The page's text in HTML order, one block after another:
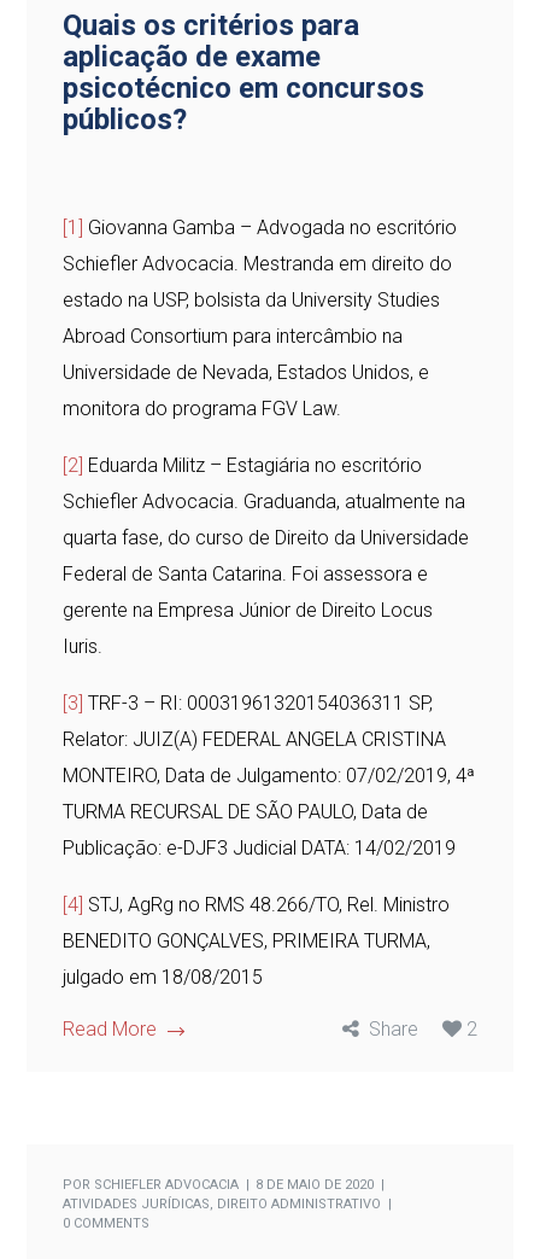
Quais os critérios para
aplicação de exame
psicotécnico em concursos
públicos?
[1]
Giovanna Gamba – Advogada no escritório
Schiefler Advocacia. Mestranda em direito do
estado na USP, bolsista da University Studies
Abroad Consortium para intercâmbio na
Universidade de Nevada, Estados Unidos, e
monitora do programa FGV Law.
[2] Eduarda Militz – Estagiária no escritório
Schiefler Advocacia. Graduanda, atualmente na
quarta fase, do curso de Direito da Universidade
Federal de Santa Catarina. Foi assessora e
gerente na Empresa Júnior de Direito Locus
Iuris.
[3] TRF-3 – RI: 00031961320154036311 SP,
Relator: JUIZ(A) FEDERAL ANGELA CRISTINA
MONTEIRO, Data de Julgamento: 07/02/2019, 4ª
TURMA RECURSAL DE SÃO PAULO, Data de
Publicação: e-DJF3 Judicial DATA: 14/02/2019
[4] STJ, AgRg no RMS 48.266/TO, Rel. Ministro
BENEDITO GONÇALVES, PRIMEIRA TURMA,
julgado em 18/08/2015
Read More Share 2
POR SCHIEFLER ADVOCACIA
8 DE MAIO DE 2020
ATIVIDADES JURÍDICAS, DIREITO ADMINISTRATIVO
0 COMMENTS